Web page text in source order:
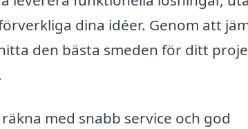
dina idéer. Genom att
den bästa smeden för ditt
med snabb service och god